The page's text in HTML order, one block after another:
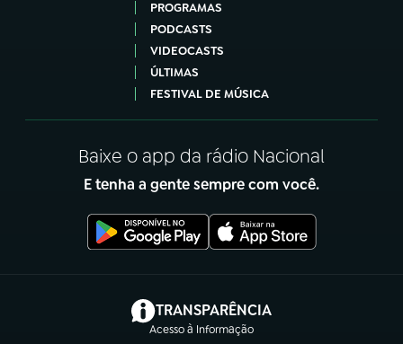
PROGRAMAS
PODCASTS
VIDEOCASTS
ÚLTIMAS
FESTIVAL DE MÚSICA
Baixe o app da rádio Nacional
E tenha a gente sempre com você.
TRANSPARÊNCIA
Acesso à Informação
(abre em nova aba)